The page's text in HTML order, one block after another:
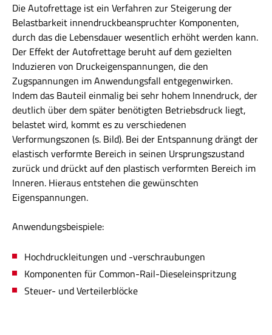
Die Autofrettage ist ein Verfahren zur Steigerung der
Belastbarkeit innendruckbeanspruchter Komponenten,
durch das die Lebensdauer wesentlich erhöht werden kann.
Der Effekt der Autofrettage beruht auf dem gezielten
Induzieren von Druckeigenspannungen, die den
Zugspannungen im Anwendungsfall entgegenwirken.
Indem das Bauteil einmalig bei sehr hohem Innendruck, der
deutlich über dem später benötigten Betriebsdruck liegt,
belastet wird, kommt es zu verschiedenen
Verformungszonen (s. Bild). Bei der Entspannung drängt der
elastisch verformte Bereich in seinen Ursprungszustand
zurück und drückt auf den plastisch verformten Bereich im
Inneren. Hieraus entstehen die gewünschten
Eigenspannungen.
Anwendungsbeispiele:
Hochdruckleitungen und -verschraubungen
Komponenten für Common-Rail-Dieseleinspritzung
Steuer- und Verteilerblöcke